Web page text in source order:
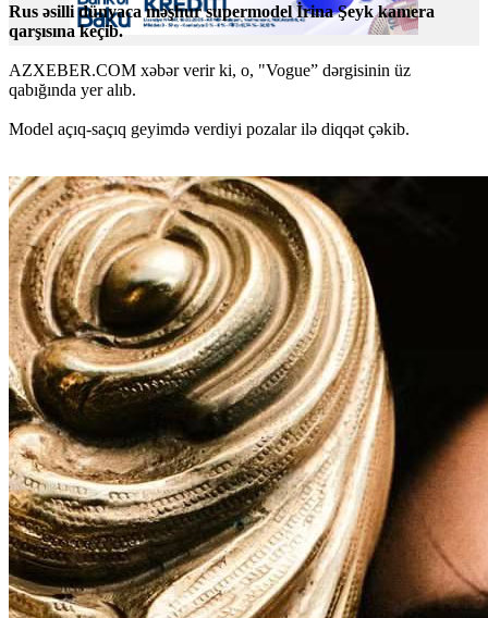
Rus əsilli dünyaca məşhur supermodel İrina Şeyk kamera
qarşısına keçib.
AZXEBER.COM xəbər verir ki, o, "Vogue” dərgisinin üz
qabığında yer alıb.
Model açıq-saçıq geyimdə verdiyi pozalar ilə diqqət çəkib.